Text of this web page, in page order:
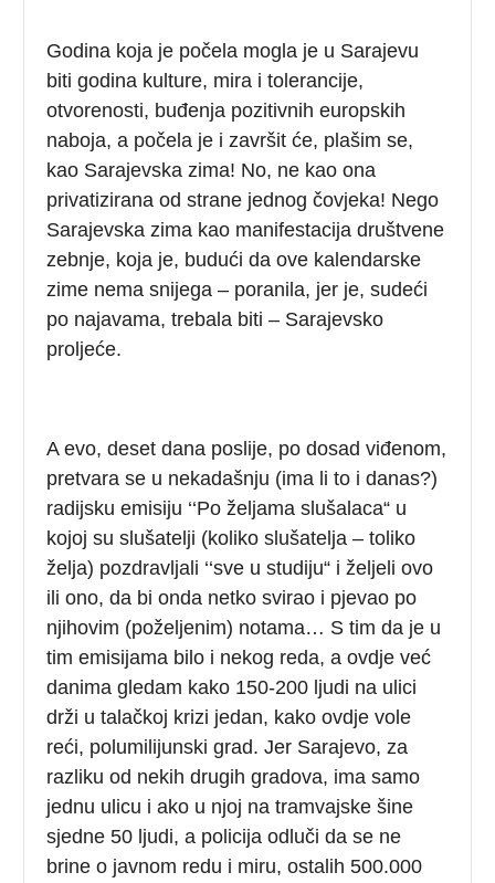
Godina koja je počela mogla je u Sarajevu
biti godina kulture, mira i tolerancije,
otvorenosti, buđenja pozitivnih europskih
naboja, a počela je i završit će, plašim se,
kao Sarajevska zima! No, ne kao ona
privatizirana od strane jednog čovjeka! Nego
Sarajevska zima kao manifestacija društvene
zebnje, koja je, budući da ove kalendarske
zime nema snijega – poranila, jer je, sudeći
po najavama, trebala biti – Sarajevsko
proljeće.
A evo, deset dana poslije, po dosad viđenom,
pretvara se u nekadašnju (ima li to i danas?)
radijsku emisiju ‘‘Po željama slušalaca“ u
kojoj su slušatelji (koliko slušatelja – toliko
želja) pozdravljali ‘‘sve u studiju“ i željeli ovo
ili ono, da bi onda netko svirao i pjevao po
njihovim (poželjenim) notama… S tim da je u
tim emisijama bilo i nekog reda, a ovdje već
danima gledam kako 150-200 ljudi na ulici
drži u talačkoj krizi jedan, kako ovdje vole
reći, polumilijunski grad. Jer Sarajevo, za
razliku od nekih drugih gradova, ima samo
jednu ulicu i ako u njoj na tramvajske šine
sjedne 50 ljudi, a policija odluči da se ne
brine o javnom redu i miru, ostalih 500.000